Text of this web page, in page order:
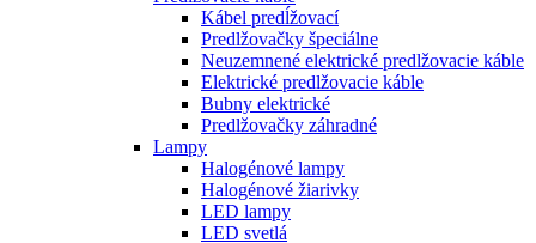
Kábel predĺžovací
Predlžovačky špeciálne
Neuzemnené elektrické predlžovacie káble
Elektrické predlžovacie káble
Bubny elektrické
Predlžovačky záhradné
Lampy
Halogénové lampy
Halogénové žiarivky
LED lampy
LED svetlá